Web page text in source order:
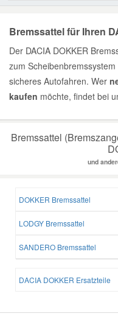
Bremssattel für Ihren
Der DACIA DOKKER
zum
sicheres Autofahren. Wer
kaufen möchte, findet bei
Bremssattel
und
DOKKER Bremssattel
LODGY Bremssattel
SANDERO Bremssattel
DACIA DOKKER Ersatzteile